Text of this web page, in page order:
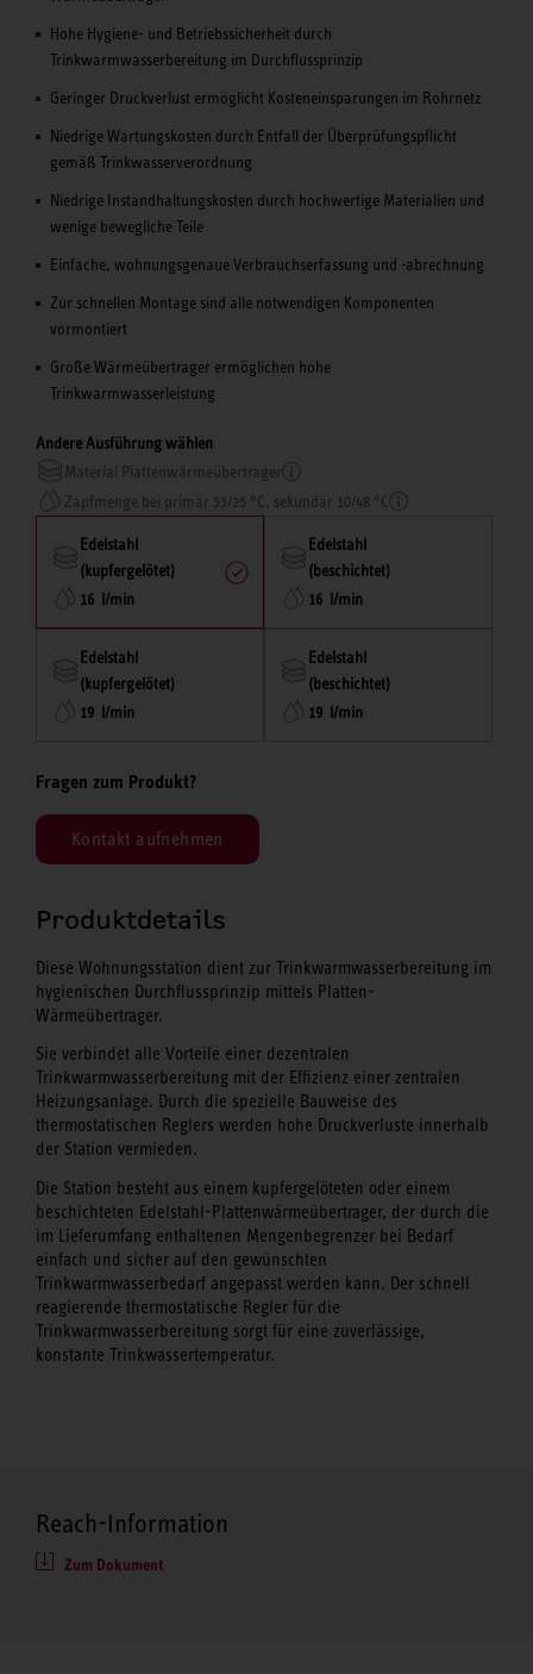
Hohe Hygiene- und Betriebssicherheit durch
Trinkwarmwasserbereitung im Durchflussprinzip
Geringer Druckverlust ermöglicht Kosteneinsparungen im Rohrnetz
Niedrige Wartungskosten durch Entfall der Überprüfungspflicht
gemäß Trinkwasserverordnung
Niedrige Instandhaltungskosten durch hochwertige Materialien und
wenige bewegliche Teile
Einfache, wohnungsgenaue Verbrauchserfassung und -abrechnung
Zur schnellen Montage sind alle notwendigen Komponenten
vormontiert
Große Wärmeübertrager ermöglichen hohe
Trinkwarmwasserleistung
Andere Ausführung wählen
Material Plattenwärmeübertrager
Zapfmenge bei primär 55/25 °C, sekundär 10/48 °C
Edelstahl
(kupfergelötet)
16 l/min
Edelstahl
(beschichtet)
16 l/min
Edelstahl
(kupfergelötet)
19 l/min
Edelstahl
(beschichtet)
19 l/min
Fragen zum Produkt?
Kontakt aufnehmen
Produktdetails
Diese Wohnungsstation dient zur Trinkwarmwasserbereitung im
hygienischen Durchflussprinzip mittels Platten-
Wärmeübertrager.
Sie verbindet alle Vorteile einer dezentralen
Trinkwarmwasserbereitung mit der Effizienz einer zentralen
Heizungsanlage. Durch die spezielle Bauweise des
thermostatischen Reglers werden hohe Druckverluste innerhalb
der Station vermieden.
Die Station besteht aus einem kupfergelöteten oder einem
beschichteten Edelstahl-Plattenwärmeübertrager, der durch die
im Lieferumfang enthaltenen Mengenbegrenzer bei Bedarf
einfach und sicher auf den gewünschten
Trinkwarmwasserbedarf angepasst werden kann. Der schnell
reagierende thermostatische Regler für die
Trinkwarmwasserbereitung sorgt für eine zuverlässige,
konstante Trinkwassertemperatur.
Reach-Information
Zum Dokument